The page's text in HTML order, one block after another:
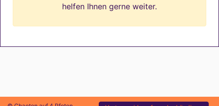
helfen Ihnen gerne weiter.